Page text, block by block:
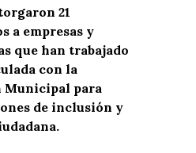
21
a empresas y
que han trabajado
con la
para
de inclusión y